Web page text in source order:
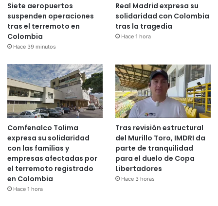
Siete aeropuertos
suspenden operaciones
tras el terremoto en
Colombia
Hace 39 minutos
Real Madrid expresa su
solidaridad con Colombia
tras la tragedia
Hace 1 hora
Comfenalco Tolima
expresa su solidaridad
con las familias y
empresas afectadas por
el terremoto registrado
en Colombia
Hace 1 hora
Tras revisión estructural
del Murillo Toro, IMDRI da
parte de tranquilidad
para el duelo de Copa
Libertadores
Hace 3 horas